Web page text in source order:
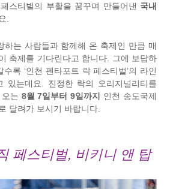
페스티벌의 부활을 꿈꾸며 만들어낸 국내
.
하는 사람들과 함께해 온 축제인 만큼 매
축제를 기다린다고 합니다. 그에 보답하
록 ‘인천 펜타포트 락 페스티벌’의 라인
있는데요. 진정한 락의 오리지널리티를
는 8월 7일부터 9일까지
인천 송도국제
달려가 보시기 바랍니다.
페스티벌, 비키니 앤 탑